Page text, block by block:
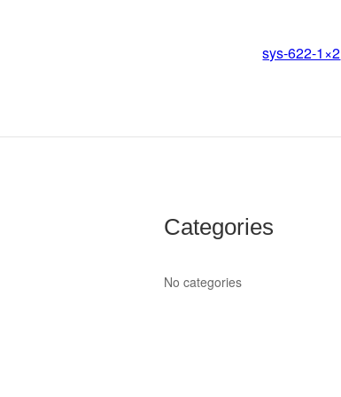
sys-622-1×2
Categories
No categories